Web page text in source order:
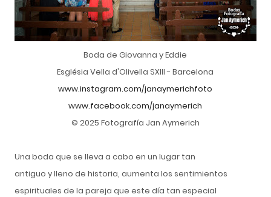
Boda de Giovanna y Eddie
Església Vella d'Olivella SXIII - Barcelona
www.instagram.com/janaymerichfoto
www.facebook.com/janaymerich
© 2025 Fotografía Jan Aymerich
Una boda que se lleva a cabo en un lugar tan
antiguo y lleno de historia, aumenta los sentimientos
espirituales de la pareja que este día tan especial